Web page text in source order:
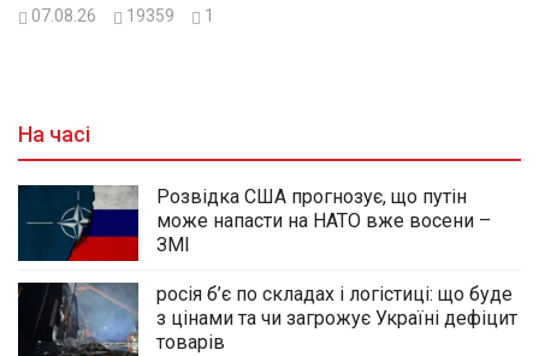
07.08.26 19359 1
На часі
Розвідка США прогнозує, що путін
може напасти на НАТО вже восени –
ЗМІ
росія б’є по складах і логістиці: що буде
з цінами та чи загрожує Україні дефіцит
товарів